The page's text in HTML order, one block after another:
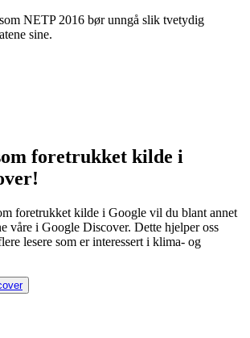
NETP 2016 bør unngå slik tvetydig
sine.
foretrukket kilde i
foretrukket kilde i Google vil du blant annet
våre i Google Discover. Dette hjelper oss
lesere som er interessert i klima- og